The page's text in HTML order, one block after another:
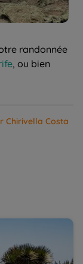
randonnée
, ou bien
Chirivella Costa
? | La